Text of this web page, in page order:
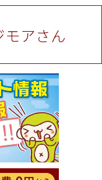
に買い取り金額 U
（大黒屋 高田馬場
全品5％OFF（ナチ
［マキマキ］）
VIO脱毛11,000円
ス脱毛サロン Mickle
円→3,000円（料
イタリアン Pia Cu
アさん